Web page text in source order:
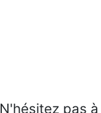
N'hésitez pas